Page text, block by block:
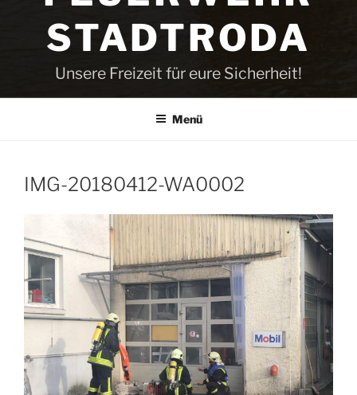
STADTRODA
Unsere Freizeit für eure Sicherheit!
Menü
IMG-20180412-WA0002